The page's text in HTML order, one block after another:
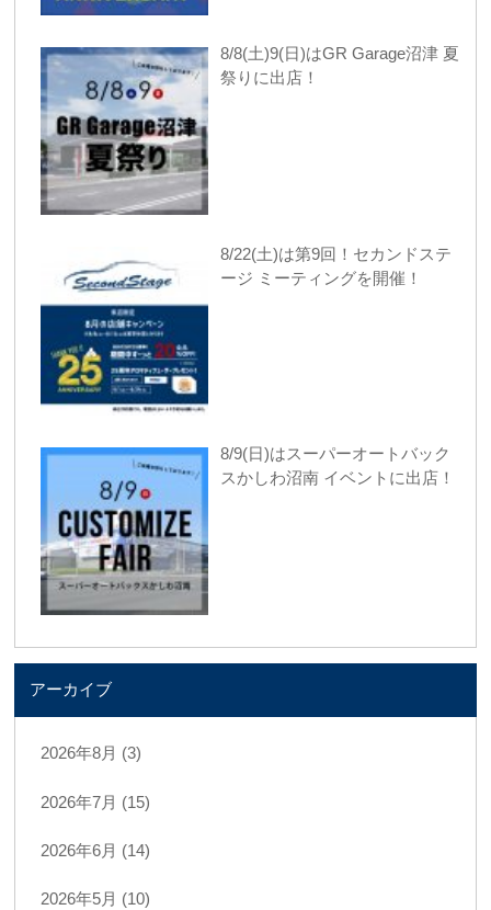
8/8(土)9(日)はGR Garage沼津 夏
祭りに出店！
8/22(土)は第9回！セカンドステ
ージ ミーティングを開催！
8/9(日)はスーパーオートバック
スかしわ沼南 イベントに出店！
アーカイブ
2026年8月 (3)
2026年7月 (15)
2026年6月 (14)
2026年5月 (10)